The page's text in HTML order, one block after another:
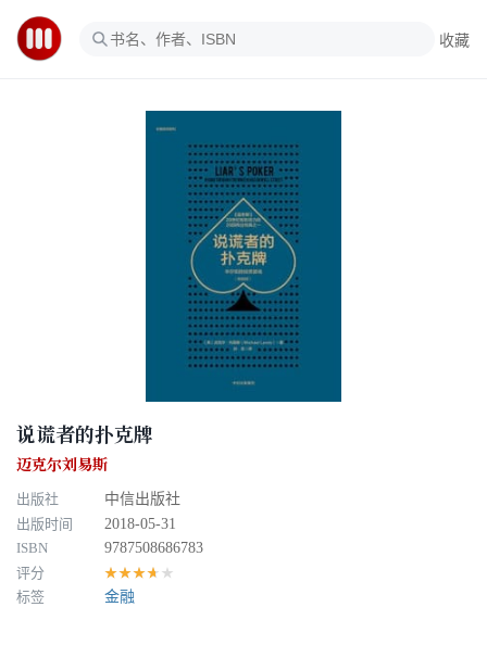
收藏
说谎者的扑克牌
迈克尔刘易斯
出版社
中信出版社
出版时间
2018-05-31
ISBN
9787508686783
评分
★★★★★
标签 金融